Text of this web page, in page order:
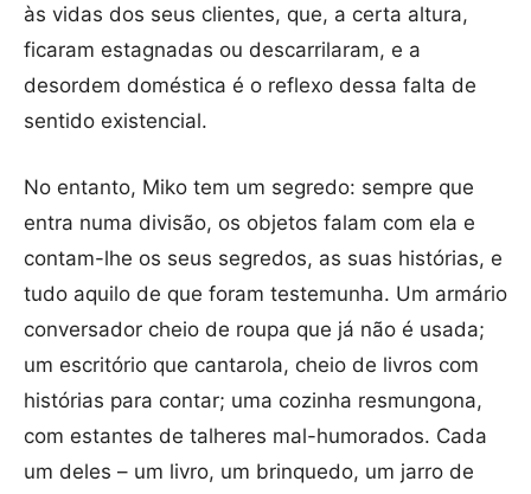
às vidas dos seus clientes, que, a certa altura,
ficaram estagnadas ou descarrilaram, e a
desordem doméstica é o reflexo dessa falta de
sentido existencial.
No entanto, Miko tem um segredo: sempre que
entra numa divisão, os objetos falam com ela e
contam-lhe os seus segredos, as suas histórias, e
tudo aquilo de que foram testemunha. Um armário
conversador cheio de roupa que já não é usada;
um escritório que cantarola, cheio de livros com
histórias para contar; uma cozinha resmungona,
com estantes de talheres mal-humorados. Cada
um deles – um livro, um brinquedo, um jarro de